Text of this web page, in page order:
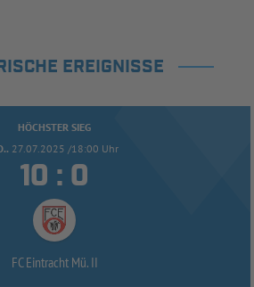
EREIGNISSE
HÖCHSTER SIEG
27.07.2025 /18:00 Uhr
 : 
FC Eintracht Mü. II